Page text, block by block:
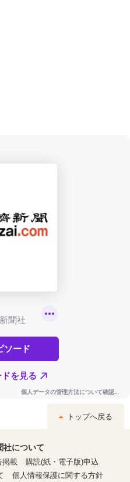
トップへ戻る
社について
掲載
購読(紙・電子版)申込
個人情報保護に関する方針